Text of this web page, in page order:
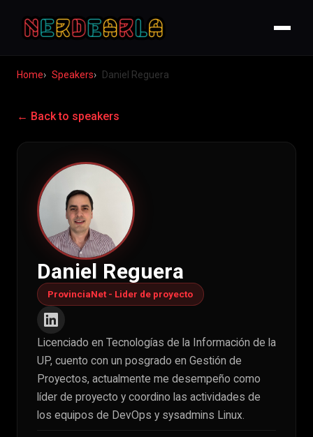
Home Speakers Daniel Reguera
← Back to speakers
Daniel Reguera
ProvinciaNet - Lider de proyecto
Licenciado en Tecnologías de la Información de la
UP, cuento con un posgrado en Gestión de
Proyectos, actualmente me desempeño como
líder de proyecto y coordino las actividades de
los equipos de DevOps y sysadmins Linux.